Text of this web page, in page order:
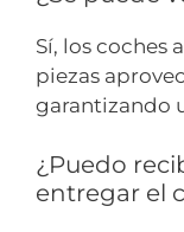
Sí, los coches
piezas
garantizando
¿Puedo
entregar el